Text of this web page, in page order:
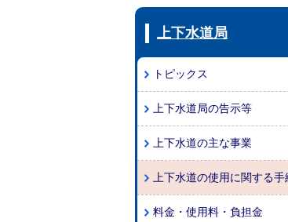
上下水道局
トピックス
上下水道局の告示等
上下水道の主な事業
上下水道の使用に関する手
料金・使用料・負担金